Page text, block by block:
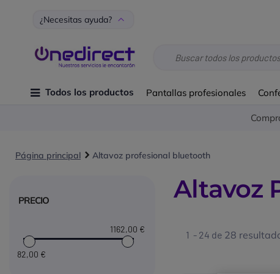
¿Necesitas ayuda?
Todos los productos Pantallas profesionales
Página principal Altavoz profesional bluetooth
PRECIO
82,00 €
1162,00 €
Altavoz
1 - 24 de 28